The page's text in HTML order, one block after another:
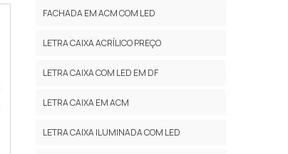
FACHADA EM ACM COM LED
LETRA CAIXA ACRÍLICO PREÇO
LETRA CAIXA COM LED EM DF
LETRA CAIXA EM ACM
LETRA CAIXA ILUMINADA COM LED